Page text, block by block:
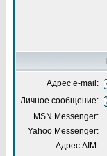
Адрес e-mail:
Личное сообщение:
MSN Messenger:
Yahoo Messenger:
Адрес AIM: